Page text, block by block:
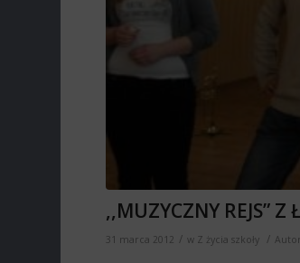
,,MUZYCZNY REJS”
31 marca 2012 / w Z życia szkoły / Autor